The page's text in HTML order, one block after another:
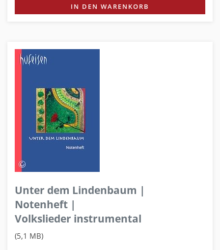
IN DEN WARENKORB
Unter dem Lindenbaum |
Notenheft |
Volkslieder instrumental
(5,1 MB)